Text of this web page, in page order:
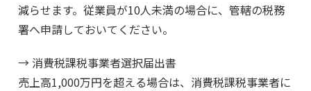
減らせます。従業員が10人未満の場合に、管轄の税務
署へ申請しておいてください。
→ 消費税課税事業者選択届出書
売上高1,000万円を超える場合は、消費税課税事業者に